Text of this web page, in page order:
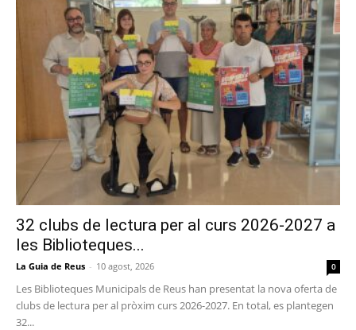
32 clubs de lectura per al curs 2026-2027 a
les Biblioteques...
La Guia de Reus - 10 agost, 2026 0
Les Biblioteques Municipals de Reus han presentat la nova oferta de
clubs de lectura per al pròxim curs 2026-2027. En total, es plantegen
32...